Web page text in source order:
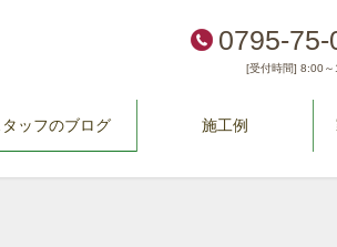
0795-75-
[受付時間] 8:00
タッフのブログ 施工例